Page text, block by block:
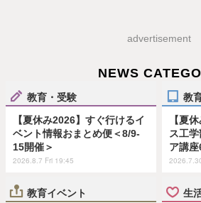
advertisement
NEWS
教育・受験
【夏休み2026】すぐ行けるイ
ベント情報おまとめ便＜8/9-
15開催＞
2026.8.7 Fri 19:45
教
【夏
ス工
ア講座
教育イベント 生